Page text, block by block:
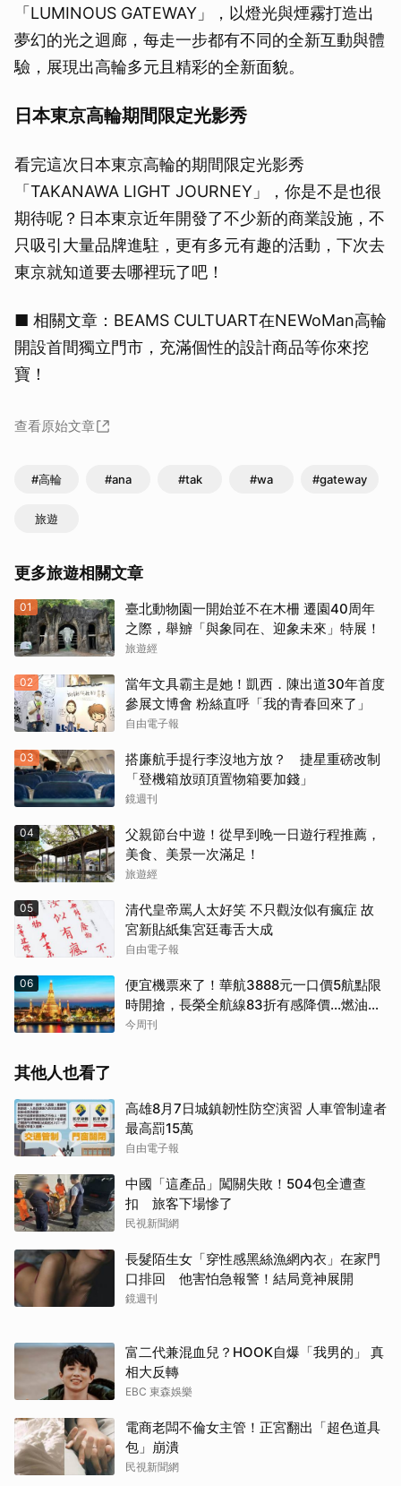
「LUMINOUS GATEWAY」，以燈光與煙霧打造出
夢幻的光之迴廊，每走一步都有不同的全新互動與體
驗，展現出高輪多元且精彩的全新面貌。
日本東京高輪期間限定光影秀
看完這次日本東京高輪的期間限定光影秀
「TAKANAWA LIGHT JOURNEY」，你是不是也很
期待呢？日本東京近年開發了不少新的商業設施，不
只吸引大量品牌進駐，更有多元有趣的活動，下次去
東京就知道要去哪裡玩了吧！
■ 相關文章：BEAMS CULTUART在NEWoMan高輪
開設首間獨立門市，充滿個性的設計商品等你來挖
寶！
查看原始文章
#高輪 #ana #tak #wa #gateway
旅遊
更多旅遊相關文章
01
臺北動物園一開始並不在木柵 遷園40周年
之際，舉辧「與象同在、迎象未來」特展！
旅遊經
02
當年文具霸主是她！凱西．陳出道30年首度
參展文博會 粉絲直呼「我的青春回來了」
自由電子報
03
搭廉航手提行李沒地方放？ 捷星重磅改制
「登機箱放頭頂置物箱要加錢」
鏡週刊
04
父親節台中遊！從早到晚一日遊行程推薦，
美食、美景一次滿足！
旅遊經
05
清代皇帝罵人太好笑 不只觀汝似有瘋症 故
宮新貼紙集宮廷毒舌大成
自由電子報
06
便宜機票來了！華航3888元一口價5航點限
時開搶，長榮全航線83折有感降價…燃油稅
8/9調漲早買早省
今周刊
其他人也看了
高雄8月7日城鎮韌性防空演習 人車管制違者
最高罰15萬
自由電子報
中國「這產品」闖關失敗！504包全遭查
扣 旅客下場慘了
民視新聞網
長髮陌生女「穿性感黑絲漁網內衣」在家門
口排回 他害怕急報警！結局竟神展開
鏡週刊
富二代兼混血兒？HOOK自爆「我男的」 真
相大反轉
EBC 東森娛樂
電商老闆不倫女主管！正宮翻出「超色道具
包」崩潰
民視新聞網